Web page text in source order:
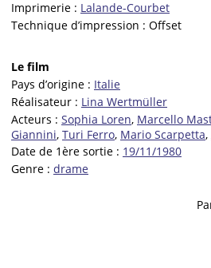
Imprimerie : Lalande-Courbet
Technique d’impression : Offset
Le film
Pays d’origine : Italie
Réalisateur : Lina Wertmüller
Acteurs : Sophia Loren, Marcello
Giannini, Turi Ferro, Mario Scarpetta,
Date de 1ère sortie : 19/11/1980
Genre : drame